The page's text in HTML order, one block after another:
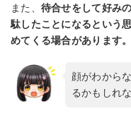
また、 待合せをして好み
駄したことになるという
めてくる場合があります。
顔がわから
るかもしれ